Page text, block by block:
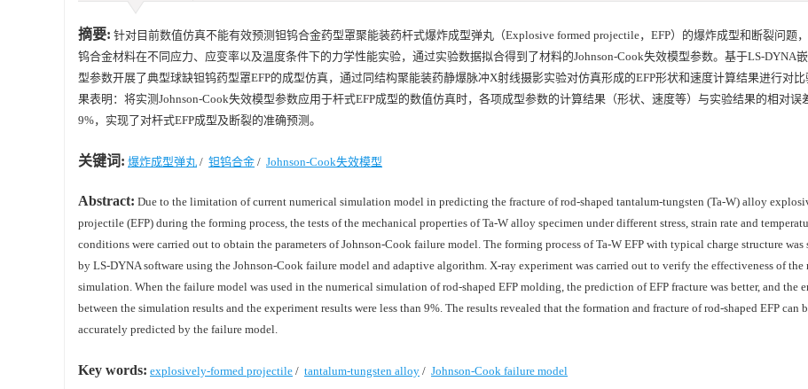
摘要: 针对目前数值仿真不能有效预测钽钨合金药型罩聚能装药杆式爆炸成型弹丸（Explosive formed projectile，EFP）的爆炸成型和断裂问题
钨合金材料在不同应力、应变率以及温度条件下的力学性能实验，通过实验数据拟合得到了材料的Johnson-Cook失效模型参数。基于LS-DYNA
型参数开展了典型球缺钽钨药型罩EFP的成型仿真，通过同结构聚能装药静爆脉冲X射线摄影实验对仿真形成的EFP形状和速度计算结果进行对
果表明：将实测Johnson-Cook失效模型参数应用于杆式EFP成型的数值仿真时，各项成型参数的计算结果（形状、速度等）与实验结果的相对误
9%，实现了对杆式EFP成型及断裂的准确预测。
关键词: 爆炸成型弹丸 / 钽钨合金 / Johnson-Cook失效模型
Abstract: Due to the limitation of current numerical simulation model in predicting the fracture of rod-shaped tantalum-tungsten (Ta-W) alloy
projectile (EFP) during the forming process, the tests of the mechanical properties of Ta-W alloy specimen under different stress, strain rate and
conditions were carried out to obtain the parameters of Johnson-Cook failure model. The forming process of Ta-W EFP with typical charge structure was
by LS-DYNA software using the Johnson-Cook failure model and adaptive algorithm. X-ray experiment was carried out to verify the effectiveness of the
simulation. When the failure model was used in the numerical simulation of rod-shaped EFP molding, the prediction of EFP fracture was better, and the
between the simulation results and the experiment results were less than 9%. The results revealed that the formation and fracture of rod-shaped EFP can
accurately predicted by the failure model.
Key words: explosively-formed projectile / tantalum-tungsten alloy / Johnson-Cook failure model